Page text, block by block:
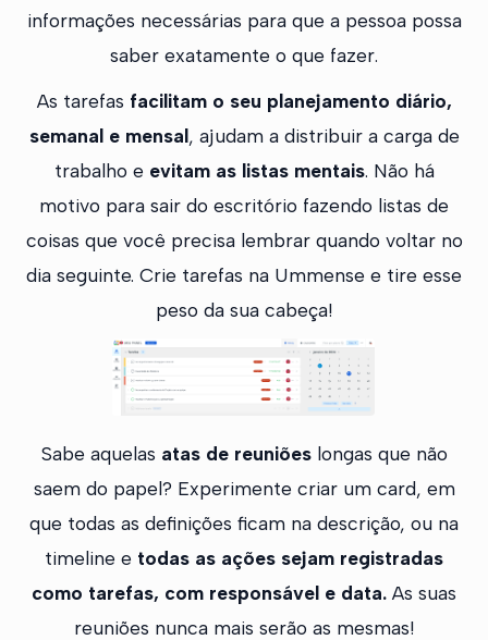
informações necessárias para que a pessoa possa
saber exatamente o que fazer.
As tarefas facilitam o seu planejamento diário,
semanal e mensal, ajudam a distribuir a carga de
trabalho e evitam as listas mentais. Não há
motivo para sair do escritório fazendo listas de
coisas que você precisa lembrar quando voltar no
dia seguinte. Crie tarefas na Ummense e tire esse
peso da sua cabeça!
Sabe aquelas atas de reuniõeslongas que não
saem do papel? Experimente criar um card, em
que todas as definições ficam na descrição, ou na
timeline e todas as ações sejam registradas
como tarefas, com responsável e data. As suas
reuniões nunca mais serão as mesmas!